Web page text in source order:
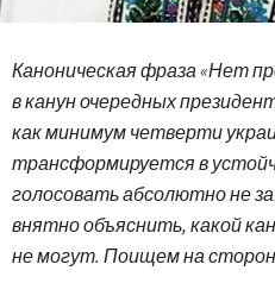
Каноническая фраза «Нет
в канун очередных
как минимум четверти
трансформируется в
голосовать абсолютно не
внятно объяснить, какой
не могут. Поищем на